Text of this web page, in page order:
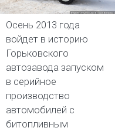
Осень 2013 года
войдет в историю
Горьковского
автозавода запуском
в серийное
производство
автомобилей с
битопливным